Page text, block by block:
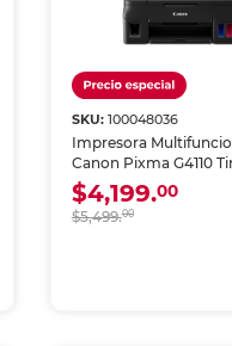
SKU: 100048036
Impresora
Canon Pixma G4110
Continua Color Wi-Fi
$4,199.00
$5,499.00